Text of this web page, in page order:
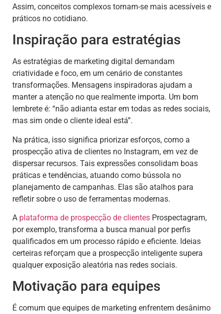
Assim, conceitos complexos tornam-se mais acessíveis e
práticos no cotidiano.
Inspiração para estratégias
As estratégias de marketing digital demandam
criatividade e foco, em um cenário de constantes
transformações. Mensagens inspiradoras ajudam a
manter a atenção no que realmente importa. Um bom
lembrete é: “não adianta estar em todas as redes sociais,
mas sim onde o cliente ideal está”.
Na prática, isso significa priorizar esforços, como a
prospecção ativa de clientes no Instagram, em vez de
dispersar recursos. Tais expressões consolidam boas
práticas e tendências, atuando como bússola no
planejamento de campanhas. Elas são atalhos para
refletir sobre o uso de ferramentas modernas.
A plataforma de prospecção de clientes Prospectagram,
por exemplo, transforma a busca manual por perfis
qualificados em um processo rápido e eficiente. Ideias
certeiras reforçam que a prospecção inteligente supera
qualquer exposição aleatória nas redes sociais.
Motivação para equipes
É comum que equipes de marketing enfrentem desânimo